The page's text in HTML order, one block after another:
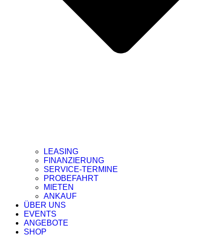
LEASING
FINANZIERUNG
SERVICE-TERMINE
PROBEFAHRT
MIETEN
ANKAUF
ÜBER UNS
EVENTS
ANGEBOTE
SHOP